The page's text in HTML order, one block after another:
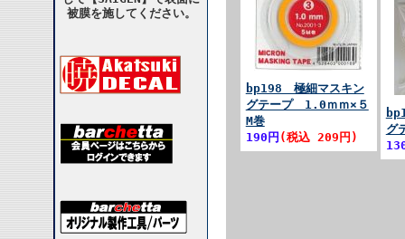
被膜を施してください。
bp198 極細マスキン
グテープ 1.0ｍｍ×５
M巻
190円 (税込 209円)
グ